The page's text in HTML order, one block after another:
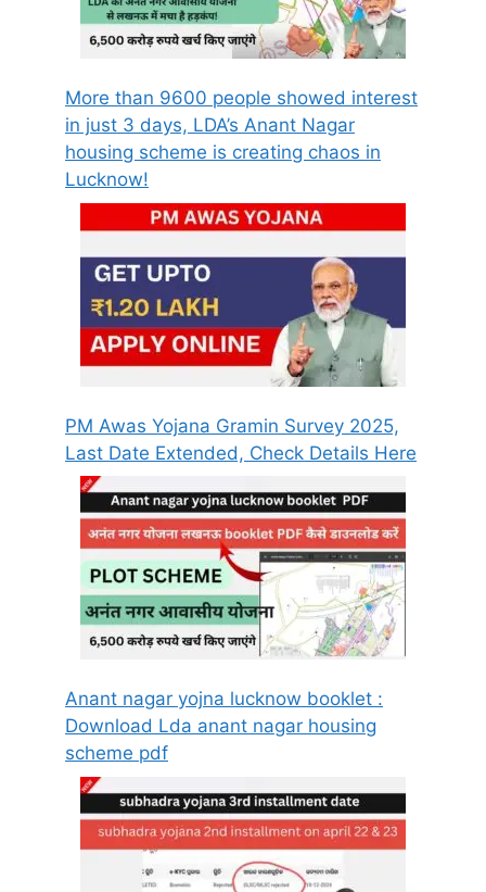
More than 9600 people showed interest
in just 3 days, LDA’s Anant Nagar
housing scheme is creating chaos in
Lucknow!
PM Awas Yojana Gramin Survey 2025,
Last Date Extended, Check Details Here
Anant nagar yojna lucknow booklet :
Download Lda anant nagar housing
scheme pdf